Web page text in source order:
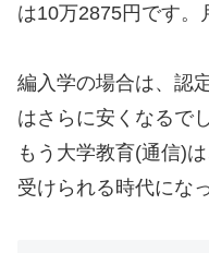
は10万2875円です。
編入学の場合は、認
はさらに安くなるで
もう大学教育(通信)
受けられる時代にな